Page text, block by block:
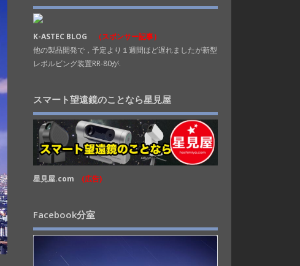
K-ASTEC BLOG
（スポンサー記事）
他の製品開発で，予定より１週間ほど遅れましたが新型
レボルビング装置RR-80が.
スマート望遠鏡のことなら星見屋
星見屋.com (広告)
Facebook分室